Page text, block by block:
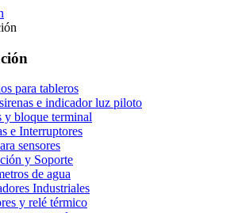
para tableros
e indicador luz piloto
y bloque terminal
e Interruptores
sensores
y Soporte
de agua
Industriales
y relé térmico